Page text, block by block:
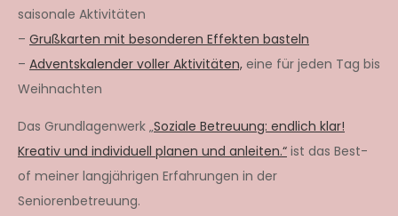
saisonale Aktivitäten
– Grußkarten mit besonderen Effekten basteln
– Adventskalender voller Aktivitäten, eine für jeden Tag bis
Weihnachten
Das Grundlagenwerk „Soziale Betreuung: endlich klar!
Kreativ und individuell planen und anleiten.“ ist das Best-
of meiner langjährigen Erfahrungen in der
Seniorenbetreuung.